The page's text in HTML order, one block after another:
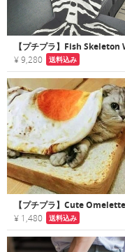
¥ 9,280 送料込み
¥ 1,480 送料込み